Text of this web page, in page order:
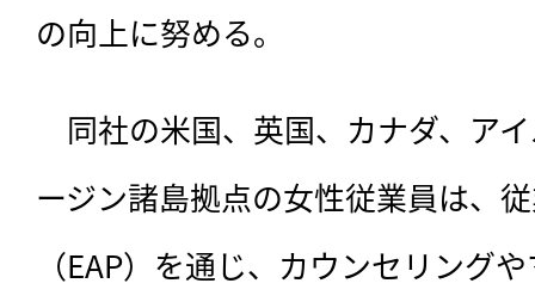
の向上に努める。
同社の米国、英国、カナダ、ア
ージン諸島拠点の女性従業員は、
（EAP）を通じ、カウンセリング